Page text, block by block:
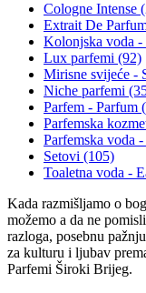
Cologne Intense
Extrait De
Kolonjska voda
Lux parfemi (92)
Mirisne svijeće -
Niche parfemi
Parfem - Parfum
Parfemska
Parfemska voda
Setovi (105)
Toaletna voda -
Kada razmišljamo o
možemo a da ne
razloga, posebnu
za kulturu i ljubav
Parfemi Široki Brijeg.